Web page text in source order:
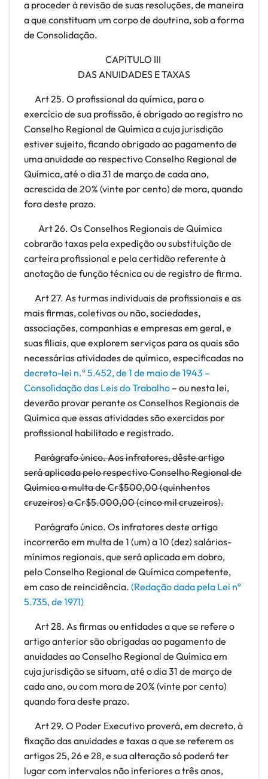
a proceder à revisão de suas resoluções, de maneira
a que constituam um corpo de doutrina, sob a forma
de Consolidação.
CAPíTULO III
DAS ANUIDADES E TAXAS
Art 25. O profissional da química, para o
exercício de sua profissão, é obrigado ao registro no
Conselho Regional de Química a cuja jurisdição
estiver sujeito, ficando obrigado ao pagamento de
uma anuidade ao respectivo Conselho Regional de
Química, até o dia 31 de março de cada ano,
acrescida de 20% (vinte por cento) de mora, quando
fora deste prazo.
Art26. Os Conselhos Regionais de Química
cobrarão taxas pela expedição ou substituição de
carteira profissional e pela certidão referente à
anotação de função técnica ou de registro de firma.
Art 27. As turmas individuais de profissionais e as
mais firmas, coletivas ou não, sociedades,
associações, companhias e empresas em geral, e
suas filiais, que explorem serviços para os quais são
necessárias atividades de químico, especificadas no
decreto-lei n.º 5.452, de 1 de maio de 1943 –
Consolidação das Leis do Trabalho – ou nesta lei,
deverão provar perante os Conselhos Regionais de
Química que essas atividades são exercidas por
profissional habilitado e registrado.
Parágrafo único. Aos infratores, dêste artigo
será aplicada pelo respectivo Conselho Regional de
Química a multa de Cr$500,00 (quinhentos
cruzeiros) a Cr$5.000,00 (cinco mil cruzeiros).
Parágrafo único. Os infratores deste artigo
incorrerão em multa de 1 (um) a 10 (dez) salários-
mínimos regionais, que será aplicada em dobro,
pelo Conselho Regional de Química competente,
em caso de reincidência. (Redação dada pela Lei nº
5.735, de 1971)
Art 28. As firmas ou entidades a que se refere o
artigo anterior são obrigadas ao pagamento de
anuidades ao Conselho Regional de Química em
cuja jurisdição se situam, até o dia 31 de março de
cada ano, ou com mora de 20% (vinte por cento)
quando fora deste prazo.
Art 29. O Poder Executivo proverá, em decreto, à
fixação das anuidades e taxas a que se referem os
artigos 25, 26 e 28, e sua alteração só poderá ter
lugar com intervalos não inferiores a três anos,